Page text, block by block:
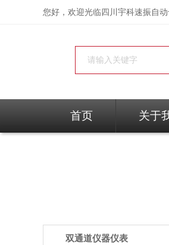
您好，欢迎光临 四川宇科速振自
首页 关于
双通道仪器仪表